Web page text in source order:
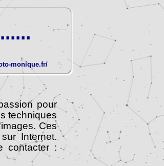
pour
techniques
Ces
Internet.
contacter :
monique.fr/